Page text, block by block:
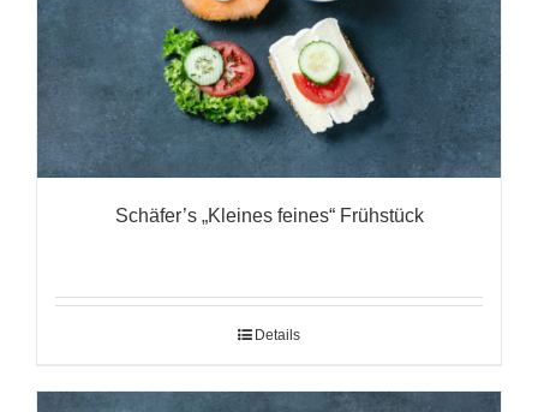
Schäfer’s „Kleines feines“ Frühstück
Details